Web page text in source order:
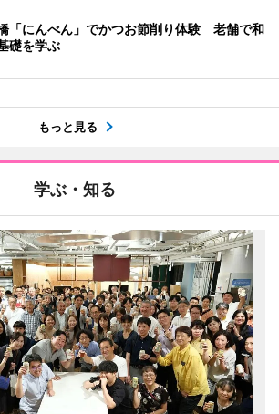
「にんべん」でかつお節削り体験 老舗で和
礎を学ぶ
もっと見る
学ぶ・知る